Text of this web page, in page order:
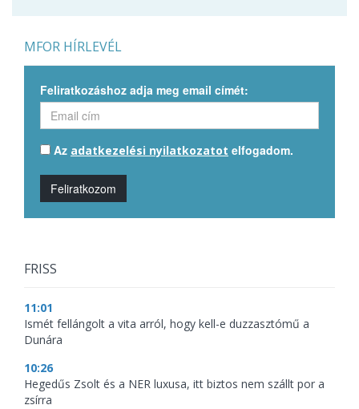
MFOR HÍRLEVÉL
Feliratkozáshoz adja meg email címét:
Az adatkezelési nyilatkozatot elfogadom.
Feliratkozom
FRISS
11:01
Ismét fellángolt a vita arról, hogy kell-e duzzasztómű a
Dunára
10:26
Hegedűs Zsolt és a NER luxusa, itt biztos nem szállt por a
zsírra